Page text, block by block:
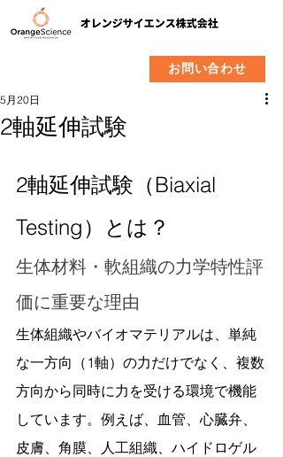
お問い合わせ
2軸延伸試験
5月20日
2軸延伸試験（Biaxial
Testing）とは？
生体材料・軟組織の力学特性評
価に重要な理由
生体組織やバイオマテリアルは、単純
な一方向（1軸）の力だけでなく、複数
方向から同時に力を受ける環境で機能
しています。例えば、血管、心臓弁、
皮膚、角膜、人工組織、ハイドロゲル